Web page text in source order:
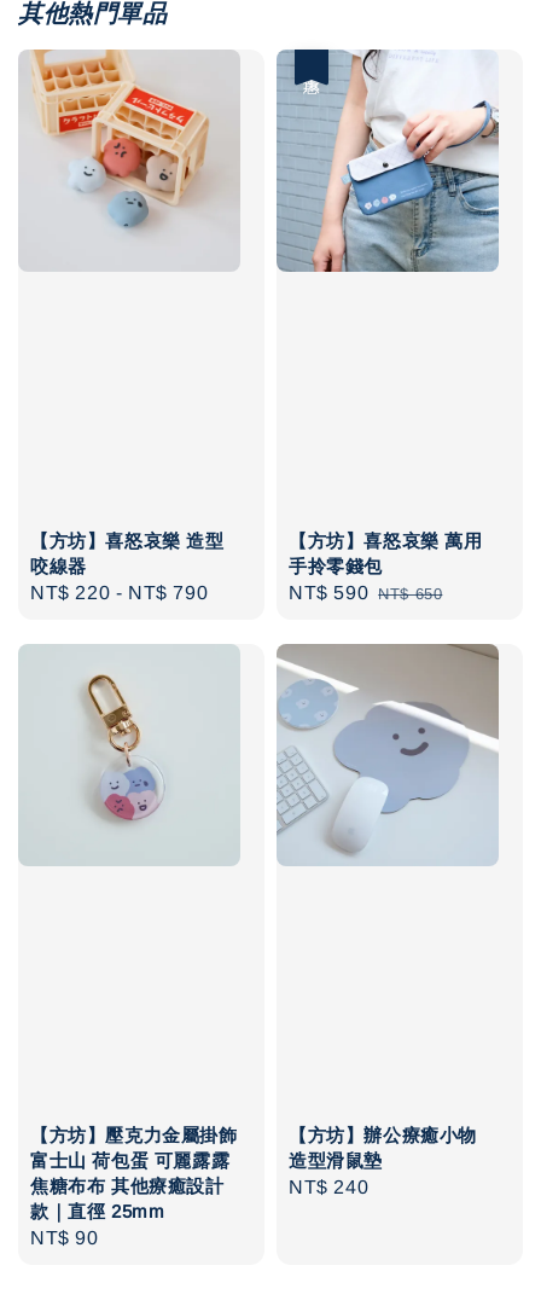
其他熱門單品
【方坊】喜怒哀樂 造型
咬線器
Regular
NT$ 220 - NT$ 790
【方坊】喜怒哀樂 萬用
手拎零錢包
Sale
NT$ 590 Regular
NT$ 650
【方坊】壓克力金屬掛飾
富士山 荷包蛋 可麗露露
焦糖布布 其他療癒設計
款｜直徑 25mm
Regular
NT$ 90
【方坊】辦公療癒小物
造型滑鼠墊
Regular
NT$ 240